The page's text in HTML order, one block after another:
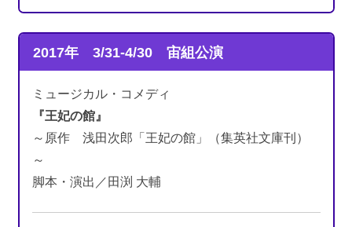
2017年 3/31-4/30宙組公演
ミュージカル・コメディ
『王妃の館』
～原作 浅田次郎「王妃の館」（集英社文庫刊）
～
脚本・演出／田渕 大輔